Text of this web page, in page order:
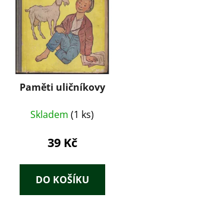
Paměti uličníkovy
Skladem(1 ks)
39 Kč
DO KOŠÍKU